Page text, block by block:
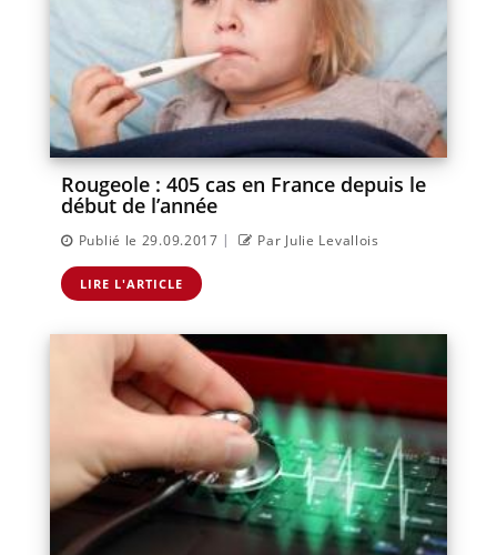
Rougeole : 405 cas en France depuis le
début de l’année
Publié le 29.09.2017 | Par Julie Levallois
LIRE L'ARTICLE